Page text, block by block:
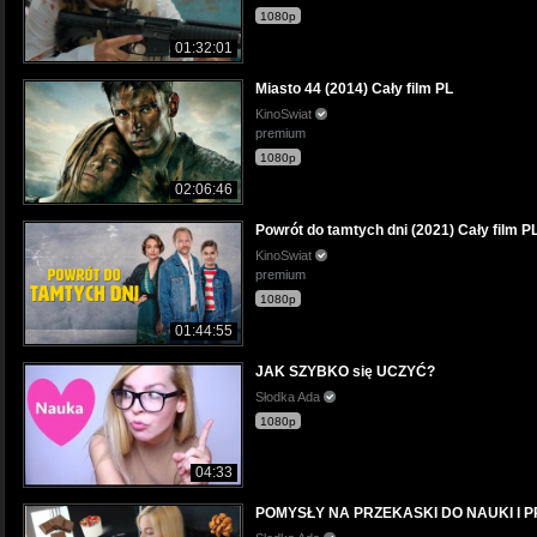
01:32:01
1080p
02:06:46
Miasto 44 (2014) Cały film PL
KinoSwiat
premium
1080p
01:44:55
Powrót do tamtych dni (2021) Cały film
KinoSwiat
premium
1080p
04:33
JAK SZYBKO się UCZYĆ?
Słodka Ada
1080p
POMYSŁY NA PRZEKASKI DO NAUKI I